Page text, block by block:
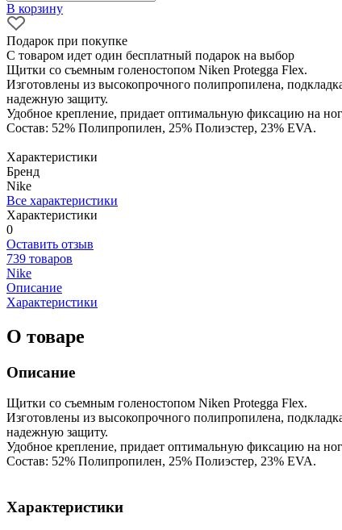
В корзину
Подарок при покупке
С товаром идет один бесплатный подарок на выбор
Щитки со съемным голеностопом Niken Protegga Flex.
Изготовлены из высокопрочного полипропилена,
надежную защиту.
Удобное крепление, придает оптимальную фиксацию на
Состав: 52% Полипропилен, 25% Полиэстер, 23% EVA.
Характеристики
Бренд
Nike
Все характеристики
Характеристики
0
Оставить отзыв
739 товаров
Nike
Описание
Характеристики
О товаре
Описание
Щитки со съемным голеностопом Niken Protegga Flex.
Изготовлены из высокопрочного полипропилена,
надежную защиту.
Удобное крепление, придает оптимальную фиксацию на
Состав: 52% Полипропилен, 25% Полиэстер, 23% EVA.
Характеристики